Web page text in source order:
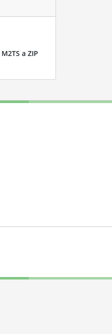
M2TS a ZIP